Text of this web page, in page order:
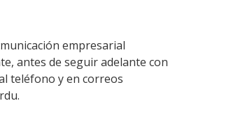
empresarial
antes de seguir adelante con
teléfono y en correos